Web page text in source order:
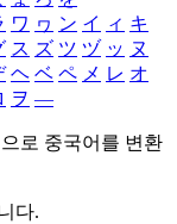
ワ ヮ ン イ ィ キ
ス ズ ツ ヅ ッ ヌ
ヘ ベ ペ メ レ オ
ヲ ―
로 중국어를 변환
다.